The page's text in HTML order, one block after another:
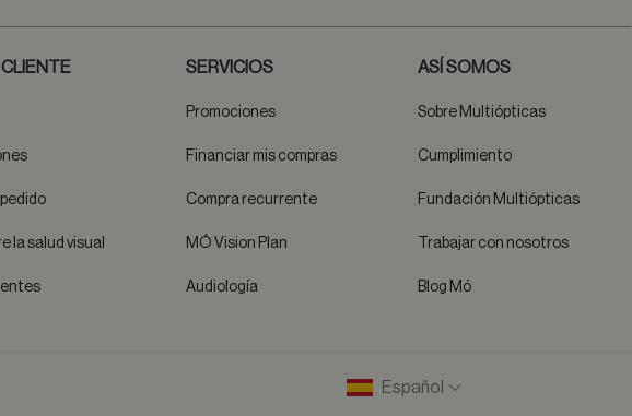
la salud visual
SERVICIOS
Promociones
Financiar mis compras
Compra recurrente
MÓ Vision Plan
Audiología
ASÍ SOMOS
Sobre Multiópticas
Cumplimiento
Fundación Multiópticas
Trabajar con nosotros
Blog Mó
Español